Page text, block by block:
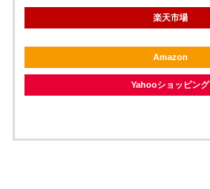
楽天市場
Amazon
Yahooショッピング